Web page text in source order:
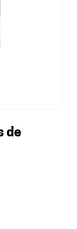
de